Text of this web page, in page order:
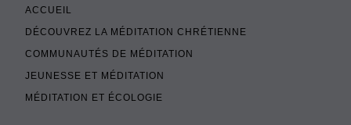
ACCUEIL
DÉCOUVREZ LA MÉDITATION CHRÉTIENNE
COMMUNAUTÉS DE MÉDITATION
JEUNESSE ET MÉDITATION
MÉDITATION ET ÉCOLOGIE